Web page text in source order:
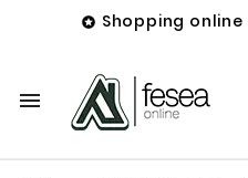
 Shopping online
